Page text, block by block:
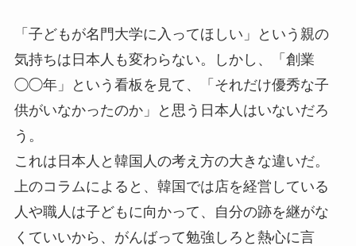
「子どもが名門大学に入ってほしい」という親の
気持ちは日本人も変わらない。しかし、「創業
◯◯年」という看板を見て、「それだけ優秀な子
供がいなかったのか」と思う日本人はいないだろ
う。
これは日本人と韓国人の考え方の大きな違いだ。
上のコラムによると、韓国では店を経営している
人や職人は子どもに向かって、自分の跡を継がな
くていいから、がんばって勉強しろと熱心に言